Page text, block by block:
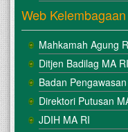
Web Kelembagaan
Mahkamah Agung
Ditjen Badilag MA RI
Badan
Direktori Putusan
JDIH MA RI